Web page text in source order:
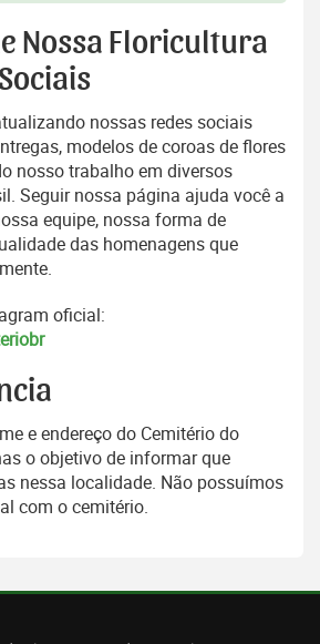
Nossa Floricultura
nossas redes sociais
modelos de coroas de flores
nosso trabalho em diversos
Seguir nossa página ajuda você a
equipe, nossa forma de
das homenagens que
oficial:
e endereço do Cemitério do
o objetivo de informar que
nessa localidade. Não possuímos
com o cemitério.